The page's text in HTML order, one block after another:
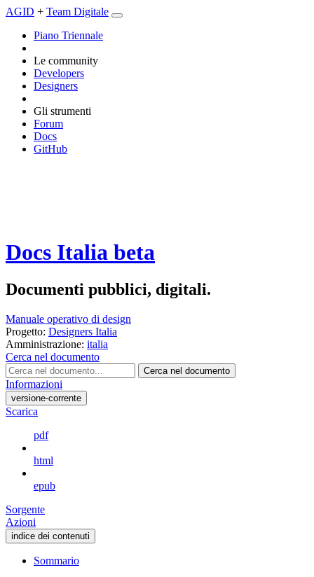
AGID + Team Digitale
Piano Triennale
Le community
Developers
Designers
Gli strumenti
Forum
Docs
GitHub
Docs Italia beta
Documenti pubblici, digitali.
Manuale operativo di design
Progetto: Designers Italia
Amministrazione: italia
Cerca nel documento
Cerca nel documento
Informazioni
versione-corrente
Scarica
pdf
html
epub
Sorgente
Azioni
indice dei contenuti
Sommario